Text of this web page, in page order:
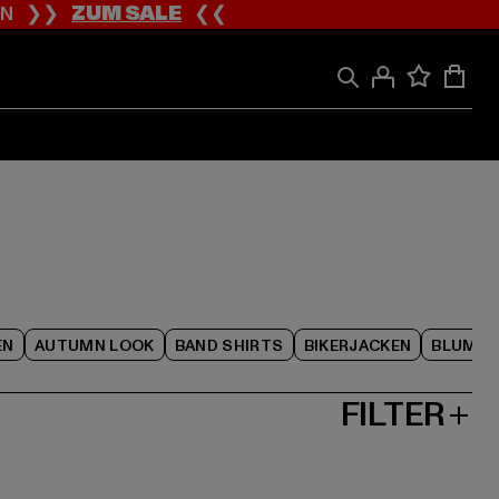
❯❯ZUM SALE❮❮
AUTUMN LOOK BAND SHIRTS BIKERJACKEN
FILTER